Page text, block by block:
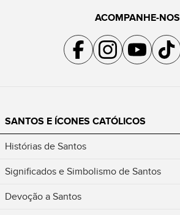
ACOMPANHE-NOS
Acompanhe a gente no Facebook
Acompanhe a gente no
Acompanhe a
SANTOS E ÍCONES CATÓLICOS
Histórias de Santos
Significados e Simbolismo de Santos
Devoção a Santos